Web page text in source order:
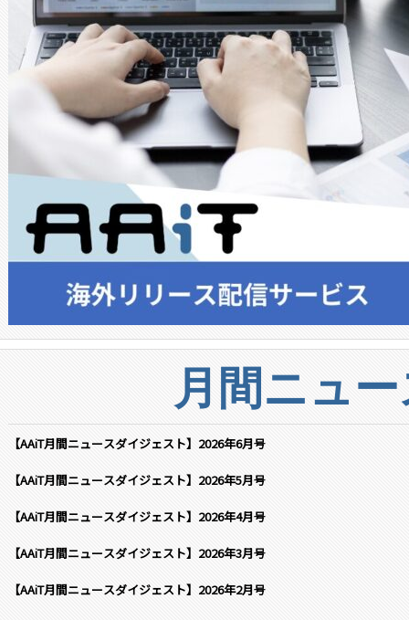
月間ニュ
【AAiT月間ニュースダイジェスト】2026年6月号
【AAiT月間ニュースダイジェスト】2026年5月号
【AAiT月間ニュースダイジェスト】2026年4月号
【AAiT月間ニュースダイジェスト】2026年3月号
【AAiT月間ニュースダイジェスト】2026年2月号